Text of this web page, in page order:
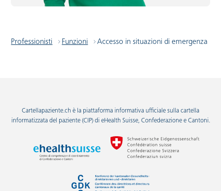
Professionisti Funzioni Accesso in situazioni di emergenza
Cartellapaziente.ch è la piattaforma informativa ufficiale sulla cartella
informatizzata del paziente (CIP) di eHealth Suisse, Confederazione e Cantoni.